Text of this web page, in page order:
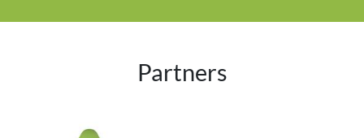
Partners